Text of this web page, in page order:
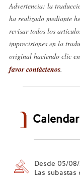
Advertencia: la
ha realizado mediante
revisar todos los
imprecisiones en la
original haciendo clic
favor contáctenos.
Desde 05/
Las subastas